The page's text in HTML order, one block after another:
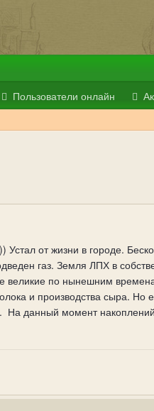
Пользователи онлайн
от жизни в городе.
газ. Земля ЛПХ в
великие по нынешним
и производства сыра. Но
данный момент